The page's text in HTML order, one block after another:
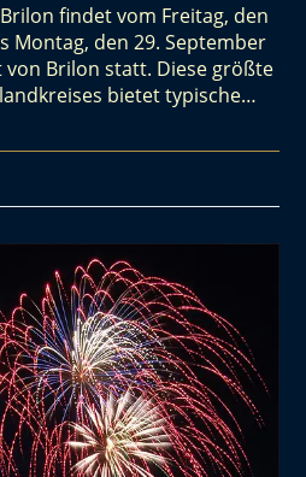
findet vom Freitag, den
Montag, den 29. September
Brilon statt. Diese größte
bietet typische…